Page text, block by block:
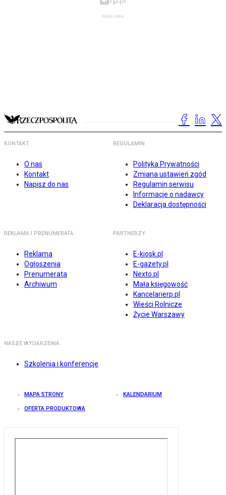
KONTAKT
O nas
Kontakt
Napisz do nas
REGULAMIN
Polityka Prywatności
Zmiana ustawień zgód
Regulamin serwisu
Informacje o nadawcy
Deklaracja dostępności
REKLAMA I PRENUMERATA
Reklama
Ogłoszenia
Prenumerata
Archiwum
PARTNERZY
E-kiosk.pl
E-gazety.pl
Nexto.pl
Mała księgowość
Kancelarierp.pl
Wieści Rolnicze
Życie Warszawy
NASZE WYDARZENIA
Szkolenia i konferencje
MAPA STRONY KALENDARIUM
OFERTA PRODUKTOWA